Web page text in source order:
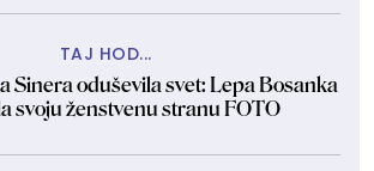
TAJ HOD...
Sinera oduševila svet: Lepa Bosanka
svoju ženstvenu stranu FOTO